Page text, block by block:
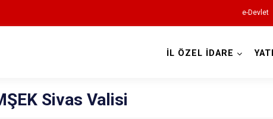
e-Devlet
İL ÖZEL İDARE
Sivas Valisi